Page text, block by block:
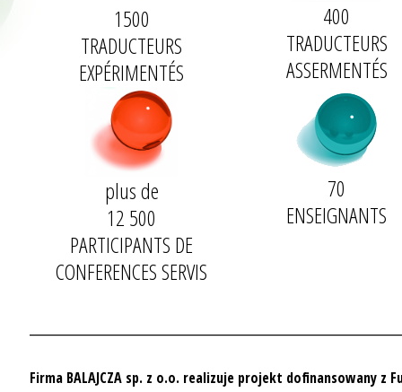
1500
TRADUCTEURS
EXPÉRIMENTÉS
400
TRADUCTEURS
ASSERMENTÉS
plus de
12 500
PARTICIPANTS DE
CONFERENCES SERVIS
70
ENSEIGNANTS
Firma BALAJCZA sp. z o.o. realizuje projekt dofinansowany